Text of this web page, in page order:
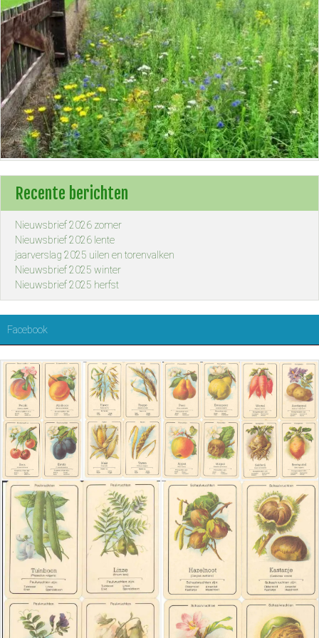
Recente berichten
Nieuwsbrief 2026 zomer
Nieuwsbrief 2026 lente
jaarverslag 2025 uilen en torenvalken
Nieuwsbrief 2025 winter
Nieuwsbrief 2025 herfst
Facebook